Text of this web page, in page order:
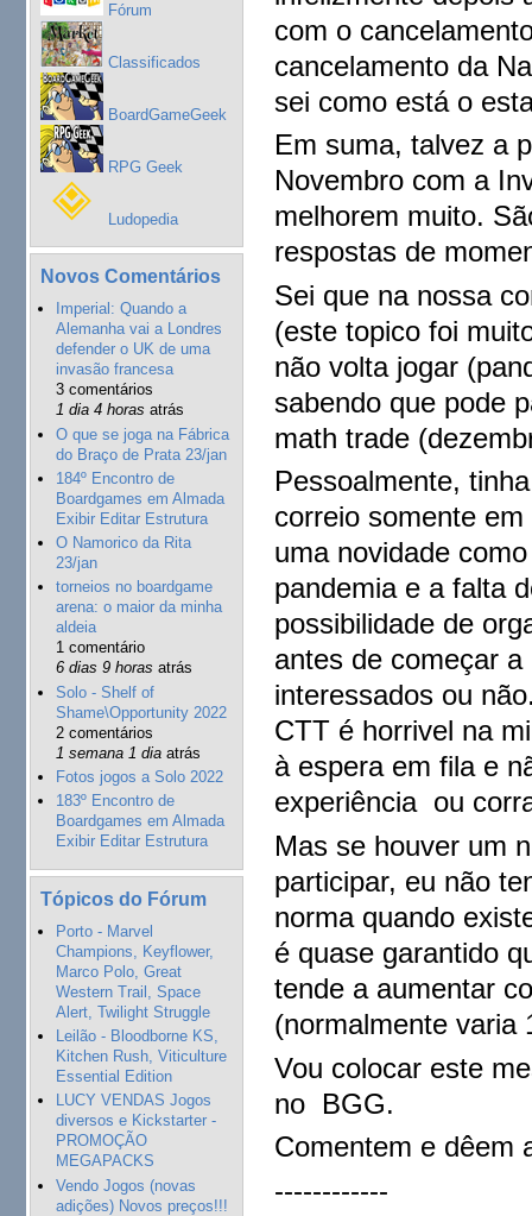
Fórum
Classificados
BoardGameGeek
RPG Geek
Ludopedia
Novos Comentários
Imperial: Quando a
Alemanha vai a Londres
defender o UK de uma
invasão francesa
3 comentários
1 dia 4 horas atrás
O que se joga na Fábrica
do Braço de Prata 23/jan
184º Encontro de
Boardgames em Almada
Exibir Editar Estrutura
O Namorico da Rita
23/jan
torneios no boardgame
arena: o maior da minha
aldeia
1 comentário
6 dias 9 horas atrás
Solo - Shelf of
Shame\Opportunity 2022
2 comentários
1 semana 1 diaatrás
Fotos jogos a Solo 2022
183º Encontro de
Boardgames em Almada
Exibir Editar Estrutura
Tópicos do Fórum
Porto - Marvel
Champions, Keyflower,
Marco Polo, Great
Western Trail, Space
Alert, Twilight Struggle
Leilão - Bloodborne KS,
Kitchen Rush, Viticulture
Essential Edition
LUCY VENDAS Jogos
diversos e Kickstarter -
PROMOÇÃO
MEGAPACKS
Vendo Jogos (novas
adições) Novos preços!!!
com o
cancelamento da
sei como está o
Em suma, talvez a
Novembro com a
melhorem muito.
respostas de
Sei que na nossa
(este topico foi
não volta jogar
sabendo que pode
math trade
Pessoalmente,
correio somente
uma novidade
pandemia e a falta
possibilidade de
antes de começar
interessados ou
CTT é horrivel na
à espera em fila e
experiência ou
Mas se houver um
participar, eu não
norma quando
é quase garantido
tende a aumentar
(normalmente varia
Vou colocar este
no BGG.
Comentem e dêem
------------